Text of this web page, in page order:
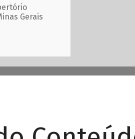
Gerais